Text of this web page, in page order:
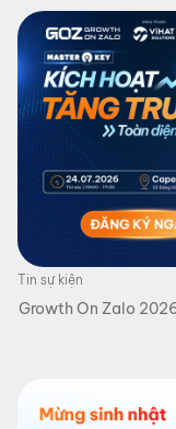
Tin sự kiện
Growth On Zalo